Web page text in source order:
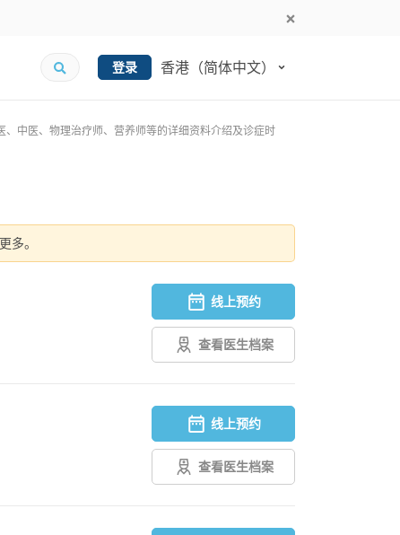
登录 香港（简体中文）
中医、物理治疗师、营养师等的详细资料介绍及诊症时
多。
线上预约
查看医生档案
线上预约
查看医生档案